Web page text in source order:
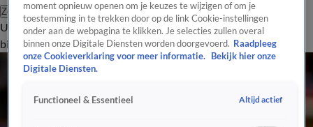
Zoeken
UitzendingenVandaag InsideDe OranjezomerShopUitzending
bijwonen
moment opnieuw openen om je keuzes te wijzigen of om je
toestemming in te trekken door op de link Cookie-instellingen
onder aan de webpagina te klikken. Je selecties zullen overal
binnen onze Digitale Diensten worden doorgevoerd. Raadpleeg
onze Cookieverklaring voor meer informatie.
Bekijk hier onze
Digitale Diensten.
Functioneel & Essentieel Altijd actief